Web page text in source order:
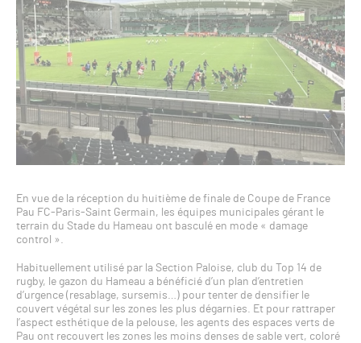
En vue de la réception du huitième de finale de Coupe de France
Pau FC-Paris-Saint Germain, les équipes municipales gérant le
terrain du Stade du Hameau ont basculé en mode « damage
control ».
Habituellement utilisé par la Section Paloise, club du Top 14 de
rugby, le gazon du Hameau a bénéficié d’un plan d’entretien
d’urgence (resablage, sursemis…) pour tenter de densifier le
couvert végétal sur les zones les plus dégarnies. Et pour rattraper
l’aspect esthétique de la pelouse, les agents des espaces verts de
Pau ont recouvert les zones les moins denses de sable vert, coloré